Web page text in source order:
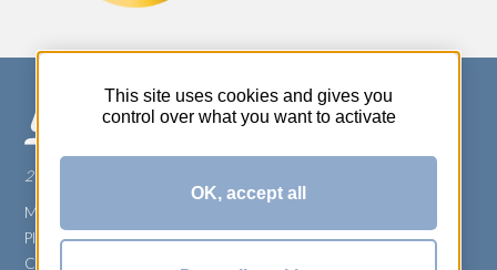
270 Rue Thérèse Planiol - 37310 TAUXIGNY
Mentions légales
Plan du site
Carrière
This site uses cookies and gives you
control over what you want to activate
OK, accept all